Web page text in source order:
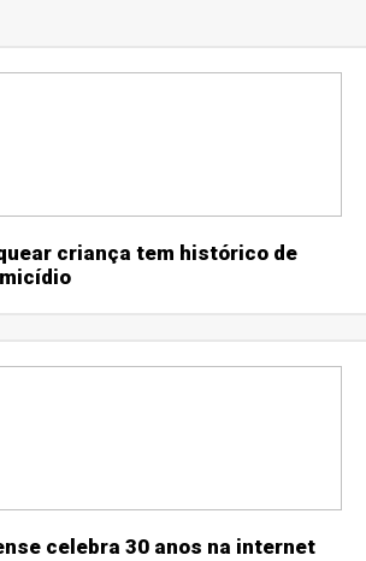
criança tem histórico de
celebra 30 anos na internet